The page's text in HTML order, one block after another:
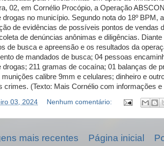
02, em Cornélio Procópio, a Operação
drogas no município. Segundo nota do 18º BPM,
de evidências de possíveis pontos de vendas
de denúncias anônimas e diligências.
de busca e apreensão e os resultados da
de mandados de busca; 04 pessoas
drogas; 211 gramas de cocaína; 01 balanças de
calibre 9mm e celulares; dinheiro e
crimes. (Texto: Mais Cornélio com informações e
03, 2024 Nenhum comentário:
mais recentes Página inicial